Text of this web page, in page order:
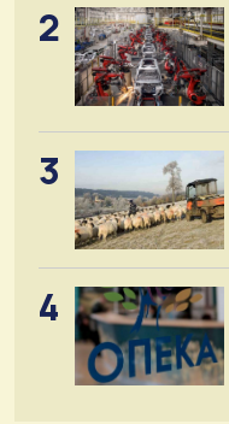
2
3
4